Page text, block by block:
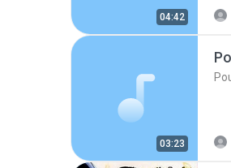
04:42
03:23